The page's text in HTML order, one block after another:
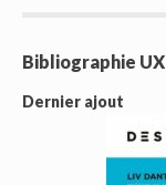
Bibliographie UX
Dernier ajout